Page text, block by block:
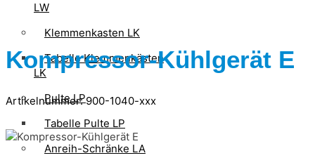
LW
Klemmenkasten LK
Tabelle Klemmenkästen
LK
Pulte LP
Tabelle Pulte LP
Anreih-Schränke LA
Kompressor-Kühlgerät E
Artikelnummer: 900-1040-xxx